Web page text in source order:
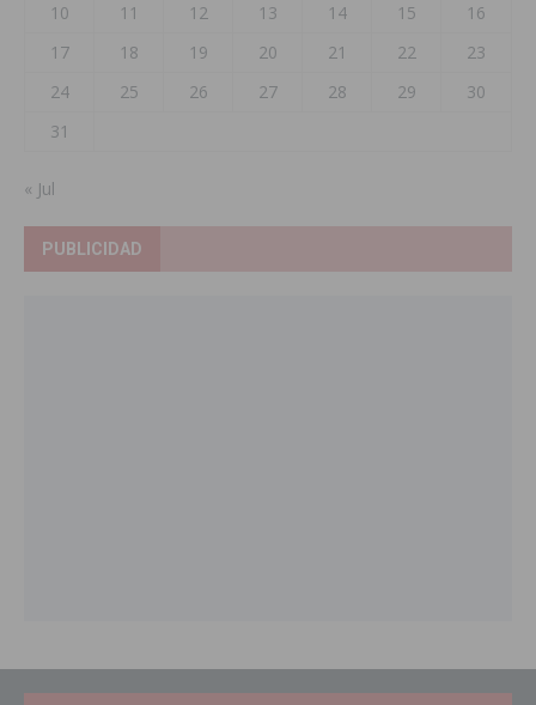
10
11 12 13 14 15
16
17
18 19 20 21 22
23
24
25 26 27 28 29
30
31
« Jul
PUBLICIDAD